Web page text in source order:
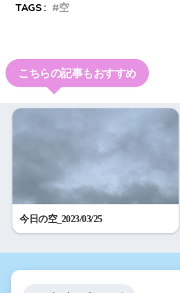
TAGS :
空
こちらの記事もおすすめ
今日の空_2023/03/25